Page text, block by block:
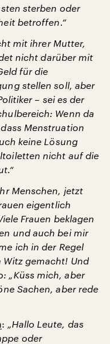
sterben oder
betroffen.“
mit ihrer Mutter,
nicht darüber mit
für die
stellen soll, aber
– sei es der
Wenn da
Menstruation
keine Lösung
nicht auf die
Menschen, jetzt
eigentlich
Frauen beklagen
und auch bei mir
ich in der Regel
Witz gemacht! Und
„Küss mich, aber
Sachen, aber rede
: „Hallo Leute, das
oder